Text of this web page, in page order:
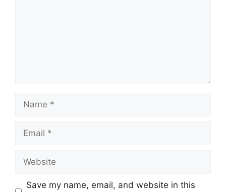
Name
Email
Website
Save my name, email, and website in this